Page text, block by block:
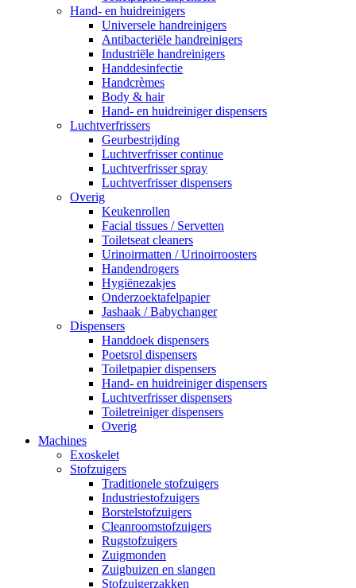
Hand- en huidreinigers
Universele handreinigers
Antibacteriële handreinigers
Industriële handreinigers
Handdesinfectie
Handcrèmes
Body & hair
Hand- en huidreiniger dispensers
Luchtverfrissers
Geurbestrijding
Luchtverfrisser continue
Luchtverfrisser spray
Luchtverfrisser dispensers
Overig
Keukenrollen
Facial tissues / Servetten
Toiletseat cleaners
Urinoirmatten / Urinoirroosters
Handendrogers
Hygiënezakjes
Onderzoektafelpapier
Jashaak / Babychanger
Dispensers
Handdoek dispensers
Poetsrol dispensers
Toiletpapier dispensers
Hand- en huidreiniger dispensers
Luchtverfrisser dispensers
Toiletreiniger dispensers
Overig
Machines
Exoskelet
Stofzuigers
Traditionele stofzuigers
Industriestofzuigers
Borstelstofzuigers
Cleanroomstofzuigers
Rugstofzuigers
Zuigmonden
Zuigbuizen en slangen
Stofzuigerzakken